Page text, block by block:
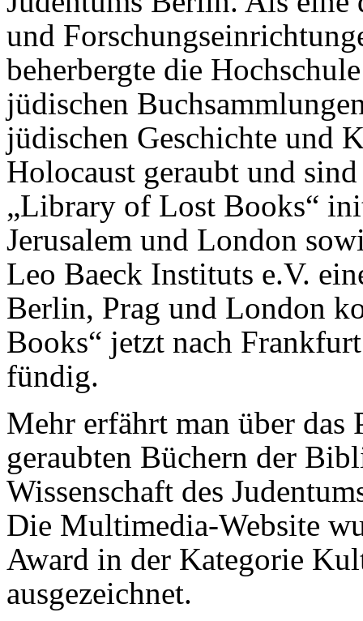
und
beherbergte die
jüdischen
jüdischen Geschichte und
Holocaust geraubt und
„Library of Lost Books“
Jerusalem und London
Leo Baeck Instituts e.V.
Berlin, Prag und London
Books“ jetzt nach
fündig.
Mehr erfährt man über das
geraubten Büchern der
Wissenschaft des
Die Multimedia-Website
Award in der Kategorie
ausgezeichnet.